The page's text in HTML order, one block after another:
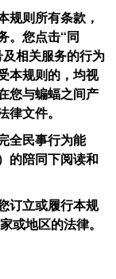
规则所有条款，
。您点击“同
相关服务的行为
本规则的，均视
您与蝙蝠之间产
文件。
全民事行为能
的陪同下阅读和
订立或履行本规
或地区的法律。